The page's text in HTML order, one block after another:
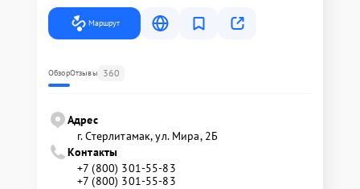
Маршрут
ОбзорОтзывы 360
Адрес
г. Стерлитамак, ул. Мира, 2Б
Контакты
+7 (800) 301-55-83
+7 (800) 301-55-83